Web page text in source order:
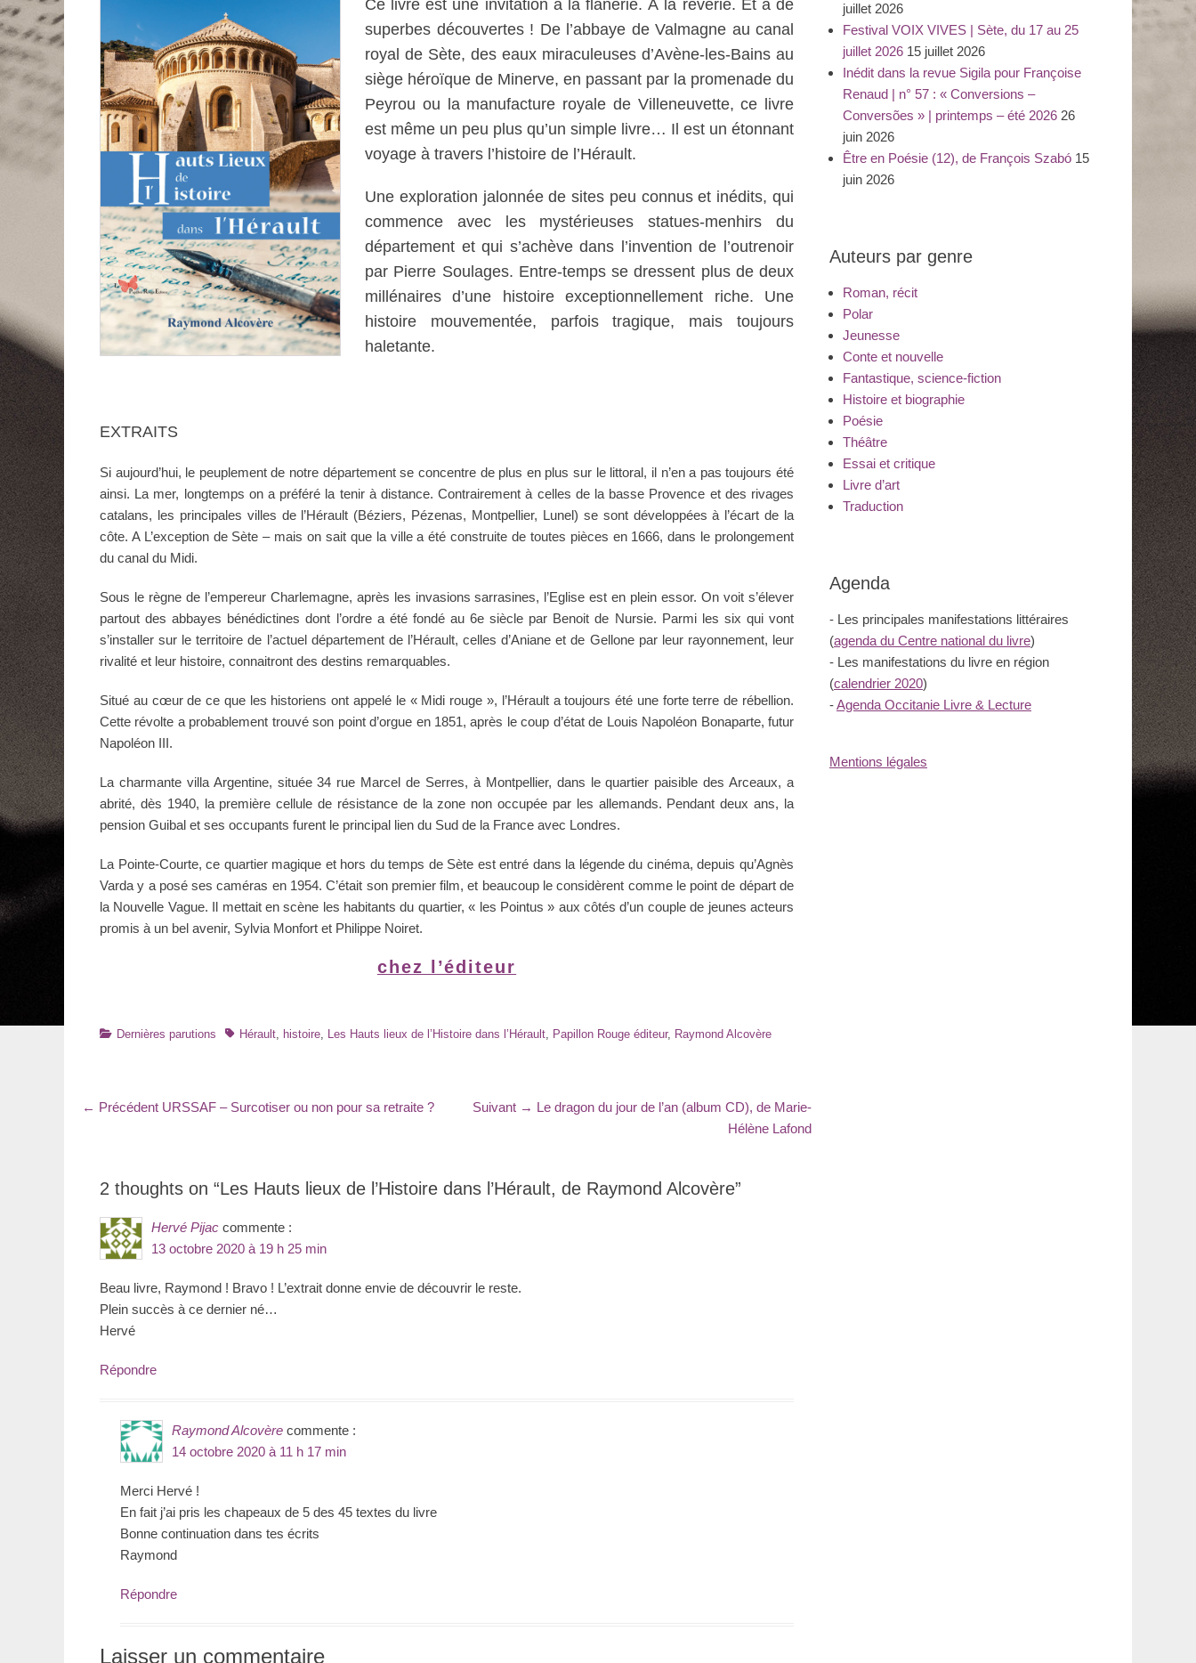
Ce livre est une invitation à la flânerie. À la rêverie. Et à de
superbes découvertes ! De l’abbaye de Valmagne au canal
royal de Sète, des eaux miraculeuses d’Avène-les-Bains au
siège héroïque de Minerve, en passant par la promenade du
Peyrou ou la manufacture royale de Villeneuvette, ce livre
est même un peu plus qu’un simple livre… Il est un étonnant
voyage à travers l’histoire de l’Hérault.
Une exploration jalonnée de sites peu connus et inédits, qui
commence avec les mystérieuses statues-menhirs du
département et qui s’achève dans l’invention de l’outrenoir
par Pierre Soulages. Entre-temps se dressent plus de deux
millénaires d’une histoire exceptionnellement riche. Une
histoire mouvementée, parfois tragique, mais toujours
haletante.
EXTRAITS
Si aujourd’hui, le peuplement de notre département se concentre de plus en plus sur le littoral, il n’en a pas toujours été
ainsi. La mer, longtemps on a préféré la tenir à distance. Contrairement à celles de la basse Provence et des rivages
catalans, les principales villes de l’Hérault (Béziers, Pézenas, Montpellier, Lunel) se sont développées à l’écart de la
côte. A L’exception de Sète – mais on sait que la ville a été construite de toutes pièces en 1666, dans le prolongement
du canal du Midi.
Sous le règne de l’empereur Charlemagne, après les invasions sarrasines, l’Eglise est en plein essor. On voit s’élever
partout des abbayes bénédictines dont l’ordre a été fondé au 6e siècle par Benoit de Nursie. Parmi les six qui vont
s’installer sur le territoire de l’actuel département de l’Hérault, celles d’Aniane et de Gellone par leur rayonnement, leur
rivalité et leur histoire, connaitront des destins remarquables.
Situé au cœur de ce que les historiens ont appelé le « Midi rouge », l’Hérault a toujours été une forte terre de rébellion.
Cette révolte a probablement trouvé son point d’orgue en 1851, après le coup d’état de Louis Napoléon Bonaparte, futur
Napoléon III.
La charmante villa Argentine, située 34 rue Marcel de Serres, à Montpellier, dans le quartier paisible des Arceaux, a
abrité, dès 1940, la première cellule de résistance de la zone non occupée par les allemands. Pendant deux ans, la
pension Guibal et ses occupants furent le principal lien du Sud de la France avec Londres.
La Pointe-Courte, ce quartier magique et hors du temps de Sète est entré dans la légende du cinéma, depuis qu’Agnès
Varda y a posé ses caméras en 1954. C’était son premier film, et beaucoup le considèrent comme le point de départ de
la Nouvelle Vague. Il mettait en scène les habitants du quartier, « les Pointus » aux côtés d’un couple de jeunes acteurs
promis à un bel avenir, Sylvia Monfort et Philippe Noiret.
chez l’éditeur
Catégories
Dernières parutions TagsHérault, histoire, Les Hauts lieux de l’Histoire dans l’Hérault, Papillon Rouge éditeur, Raymond Alcovère
Navigation
← Précédent Article
URSSAF – Surcotiser ou non pour sa retraite ? Suivant → Article
Le dragon du jour de l’an (album CD), de Marie-
Hélène Lafond
2 thoughts on “Les Hauts lieux de l’Histoire dans l’Hérault, de Raymond Alcovère”
Hervé Pijac commente :
13 octobre 2020 à 19 h 25 min
Beau livre, Raymond ! Bravo ! L’extrait donne envie de découvrir le reste.
Plein succès à ce dernier né…
Hervé
Répondre
Raymond Alcovère commente :
14 octobre 2020 à 11 h 17 min
Merci Hervé !
En fait j’ai pris les chapeaux de 5 des 45 textes du livre
Bonne continuation dans tes écrits
Raymond
Répondre
Laisser un commentaire
juillet 2026
Festival VOIX VIVES | Sète, du 17 au 25
juillet 2026 15 juillet 2026
Inédit dans la revue Sigila pour Françoise
Renaud | n° 57 : « Conversions –
Conversões » | printemps – été 2026 26
juin 2026
Être en Poésie (12), de François Szabó 15
juin 2026
Auteurs par genre
Roman, récit
Polar
Jeunesse
Conte et nouvelle
Fantastique, science-fiction
Histoire et biographie
Poésie
Théâtre
Essai et critique
Livre d’art
Traduction
Agenda
- Les principales manifestations littéraires
(agenda du Centre national du livre)
- Les manifestations du livre en région
(calendrier 2020)
-Agenda Occitanie Livre & Lecture
Mentions légales